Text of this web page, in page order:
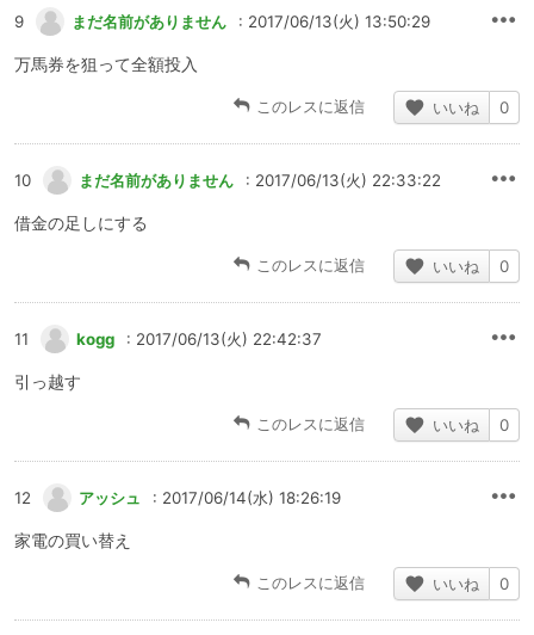
9 まだ名前がありません : 2017/06/13(火) 13:50:29
万馬券を狙って全額投入
このレスに返信 いいね 0
10 まだ名前がありません : 2017/06/13(火) 22:33:22
借金の足しにする
このレスに返信 いいね 0
11 kogg : 2017/06/13(火) 22:42:37
引っ越す
このレスに返信 いいね 0
12 アッシュ : 2017/06/14(水) 18:26:19
家電の買い替え
このレスに返信 いいね 0